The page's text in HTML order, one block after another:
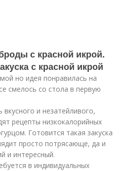
с красной икрой.
с красной икрой
но идея понравилась на
смелось со стола в первую
вкусного и незатейливого,
рецепты низкокалорийных
Готовится такая закуска
просто потрясающе, да и
и интересный.
в индивидуальных